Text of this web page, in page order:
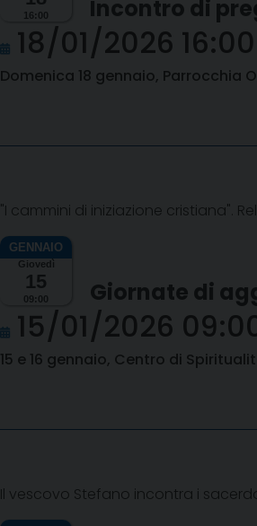
16:00 Incontro di
18/01/2026 16:00
Domenica 18 gennaio, Parrocchia
"I cammini di iniziazione cristiana".
Giovedì
15
09:00 Giornate di
15/01/2026
15 e 16 gennaio, Centro di
Il vescovo Stefano incontra i